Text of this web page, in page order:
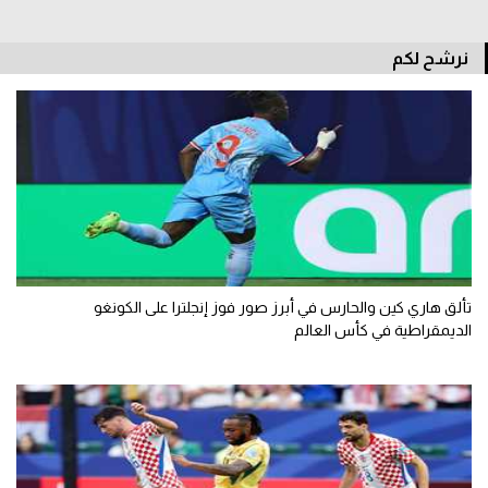
في المونديال
أمريكا
ركن الألعاب
أقسام خاصة
Gamers
ميركاتو
تحقيق في الجول
تقرير في الجول
نرشح لكم
تألق هاري كين والحارس في أبرز صور فوز إنجلترا على الكونغو
الديمقراطية في كأس العالم